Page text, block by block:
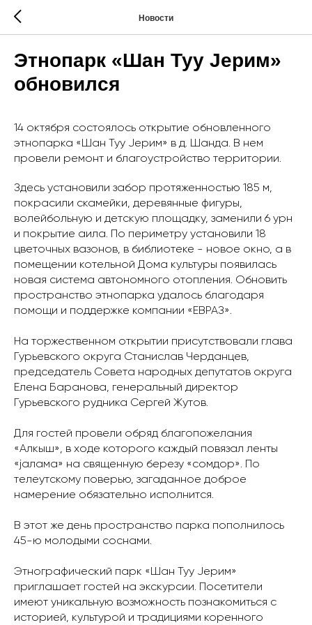
Новости
Этнопарк «Шан Туу Jерим»
обновился
14 октября состоялось открытие обновленного
этнопарка «Шан Туу Jерим» в д. Шанда. В нем
провели ремонт и благоустройство территории.
Здесь установили забор протяженностью 185 м,
покрасили скамейки, деревянные фигуры,
волейбольную и детскую площадку, заменили 6 урн
и покрытие аила. По периметру установили 18
цветочных вазонов, в библиотеке - новое окно, а в
помещении котельной Дома культуры появилась
новая система автономного отопления. Обновить
пространство этнопарка удалось благодаря
помощи и поддержке компании «ЕВРАЗ».
На торжественном открытии присутствовали глава
Гурьевского округа Станислав Черданцев,
председатель Совета народных депутатов округа
Елена Баранова, генеральный директор
Гурьевского рудника Сергей Жутов.
Для гостей провели обряд благопожелания
«Алкыш», в ходе которого каждый повязал ленты
«jалама» на священную березу «сомдор». По
телеутскому поверью, загаданное доброе
намерение обязательно исполнится.
В этот же день пространство парка пополнилось
45-ю молодыми соснами.
Этнографический парк «Шан Туу Jерим»
приглашает гостей на экскурсии. Посетители
имеют уникальную возможность познакомиться с
историей, культурой и традициями коренного